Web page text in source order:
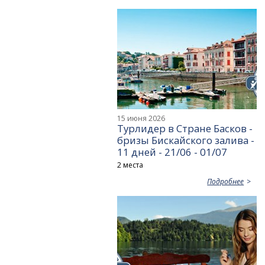
15 июня 2026
Турлидер в Стране Басков -
бризы Бискайского залива -
11 дней - 21/06 - 01/07
2 места
Подробнее